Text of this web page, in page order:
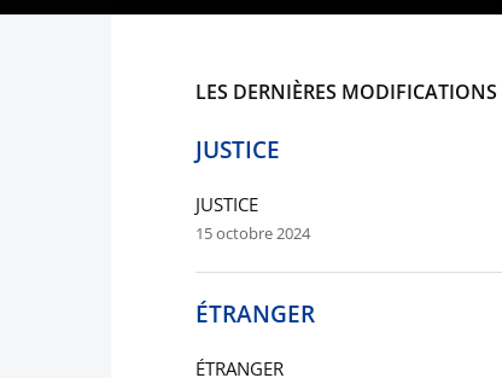
LES DERNIÈRES MODIFICATIONS
JUSTICE
JUSTICE
15 octobre 2024
ÉTRANGER
ÉTRANGER